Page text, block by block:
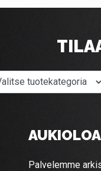
Valitse
Palvelemme